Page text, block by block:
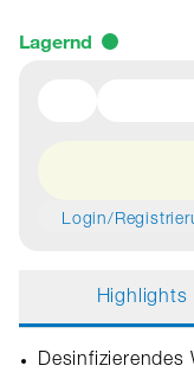
Lagernd
Login/
Highlights
Desinfizierendes